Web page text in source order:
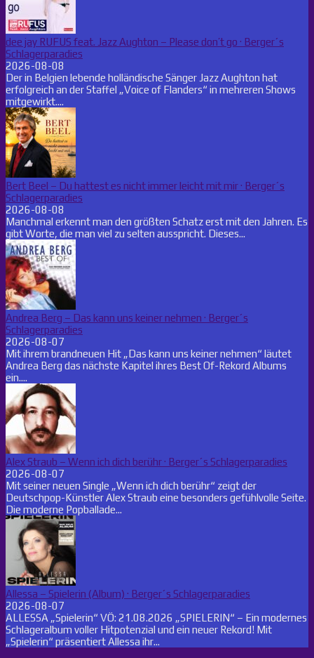
dee jay RUFUS feat. Jazz Aughton – Please don’t go · Berger´s
Schlagerparadies
2026-08-08
Der in Belgien lebende holländische Sänger Jazz Aughton hat
erfolgreich an der Staffel „Voice of Flanders“ in mehreren Shows
mitgewirkt....
Bert Beel – Du hattest es nicht immer leicht mit mir · Berger´s
Schlagerparadies
2026-08-08
Manchmal erkennt man den größten Schatz erst mit den Jahren. Es
gibt Worte, die man viel zu selten ausspricht. Dieses...
Andrea Berg – Das kann uns keiner nehmen · Berger´s
Schlagerparadies
2026-08-07
Mit ihrem brandneuen Hit „Das kann uns keiner nehmen“ läutet
Andrea Berg das nächste Kapitel ihres Best Of-Rekord Albums
ein....
Alex Straub – Wenn ich dich berühr · Berger´s Schlagerparadies
2026-08-07
Mit seiner neuen Single „Wenn ich dich berühr“ zeigt der
Deutschpop-Künstler Alex Straub eine besonders gefühlvolle Seite.
Die moderne Popballade...
Allessa – Spielerin (Album) · Berger´s Schlagerparadies
2026-08-07
ALLESSA „Spielerin“ VÖ: 21.08.2026 „SPIELERIN“ – Ein modernes
Schlageralbum voller Hitpotenzial und ein neuer Rekord! Mit
„Spielerin“ präsentiert Allessa ihr...